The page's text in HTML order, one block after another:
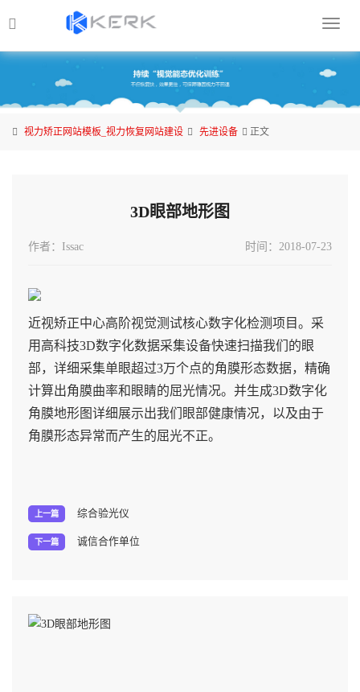
视
矫
网
恢
视力矫正网站模板_视力恢复网站建设 先进设备 正文
3D眼部地形图
时间：2018-07-23
作者：Issac
近视矫正中心高阶视觉测试核心数字化检测项目。采
用高科技3D数字化数据采集设备快速扫描我们的眼
部，详细采集单眼超过3万个点的角膜形态数据，精确
计算出角膜曲率和眼睛的屈光情况。并生成3D数字化
角膜地形图详细展示出我们眼部健康情况，以及由于
角膜形态异常而产生的屈光不正。
上一篇 综合验光仪
下一篇 诚信合作单位